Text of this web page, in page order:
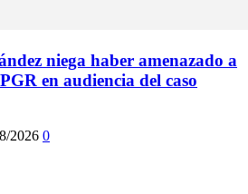
niega haber amenazado a
en audiencia del caso
2026 0